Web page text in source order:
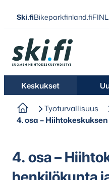
Siirry
suoraan
sisältöön
Ski.fiBikeparkfinland.fi
Ski.fi
Keskukset
Tyoturvallisuus
4. osa –
4. osa –